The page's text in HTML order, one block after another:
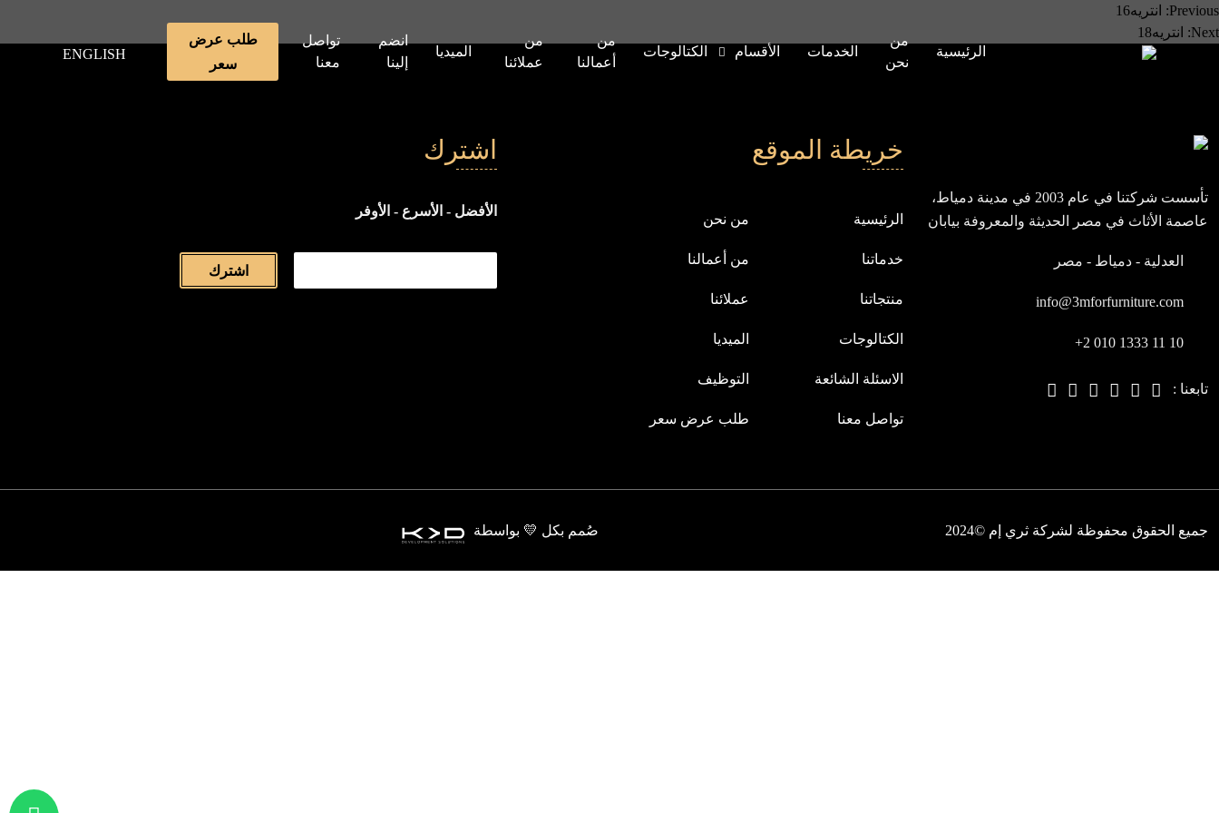
الرئيسية
من
نحن
الخدمات الأقسام الكتالوجات
من
أعمالنا
من
عملائنا
الميديا
انضم
إلينا
تواصل
معنا
طلب عرض
سعر
ENGLISH
تصفّح
المقالات
Previous:
انتريه16
Next:
انتريه18
تأسست شركتنا في عام 2003 في مدينة دمياط،
عاصمة الأثاث في مصر الحديثة والمعروفة بيابان
في مقدمة الشركات العالمية
العدلية - دمياط - مصر
info@3mforfurniture.com
+2 010 1333 11 10
تابعنا :
خريطة الموقع
الرئيسية من نحن
خدماتنا من أعمالنا
منتجاتنا عملائنا
الكتالوجات الميديا
الاسئلة الشائعة التوظيف
تواصل معنا طلب عرض سعر
اشترك
الأفضل - الأسرع - الأوفر
اشترك
جميع الحقوق محفوظة لشركة ثري إم ©2024 صُمم بكل 💛 بواسطة